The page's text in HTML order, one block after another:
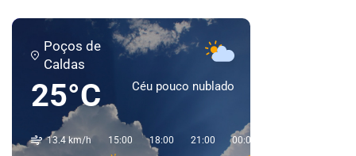
Poços de
Caldas
25°C Céu pouco nublado
13.4 km/h 15:00 18:00 21:00 00:00